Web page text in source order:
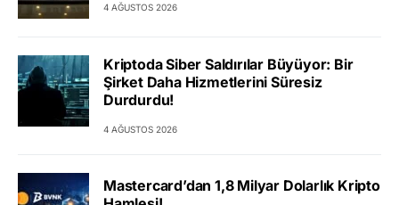
4 AĞUSTOS 2026
Kriptoda Siber Saldırılar Büyüyor: Bir
Şirket Daha Hizmetlerini Süresiz
Durdurdu!
4 AĞUSTOS 2026
Mastercard’dan 1,8 Milyar Dolarlık Kripto